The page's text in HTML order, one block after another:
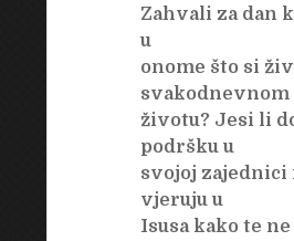
Zahvali za dan
u
onome što si
svakodnevnom
životu? Jesi li
podršku u
svojoj zajednici
vjeruju u
Isusa kako te